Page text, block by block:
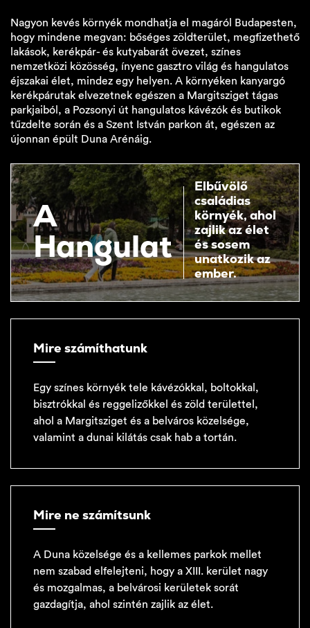
Nagyon kevés környék mondhatja el magáról Budapesten,
hogy mindene megvan: bőséges zöldterület, megfizethető
lakások, kerékpár- és kutyabarát övezet, színes
nemzetközi közösség, ínyenc gasztro világ és hangulatos
éjszakai élet, mindez egy helyen. A környéken kanyargó
kerékpárutak elvezetnek egészen a Margitsziget tágas
parkjaiból, a Pozsonyi út hangulatos kávézók és butikok
tűzdelte során és a Szent István parkon át, egészen az
újonnan épült Duna Arénáig.
A
Hangulat
Elbűvölő
családias
környék, ahol
zajlik az élet
és sosem
unatkozik az
ember.
Mire számíthatunk
Egy színes környék tele kávézókkal, boltokkal,
bisztrókkal és reggelizőkkel és zöld területtel,
ahol a Margitsziget és a belváros közelsége,
valamint a dunai kilátás csak hab a tortán.
Mire ne számítsunk
A Duna közelsége és a kellemes parkok mellet
nem szabad elfelejteni, hogy a XIII. kerület nagy
és mozgalmas, a belvárosi kerületek sorát
gazdagítja, ahol szintén zajlik az élet.